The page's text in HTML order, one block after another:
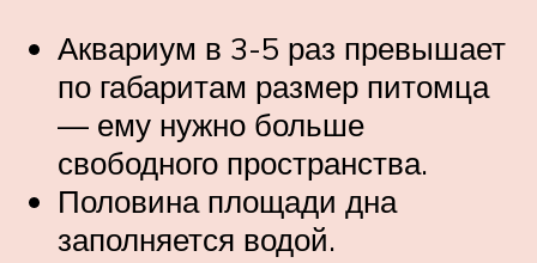
Аквариум в 3-5 раз превышает
по габаритам размер питомца
— ему нужно больше
свободного пространства.
Половина площади дна
заполняется водой.